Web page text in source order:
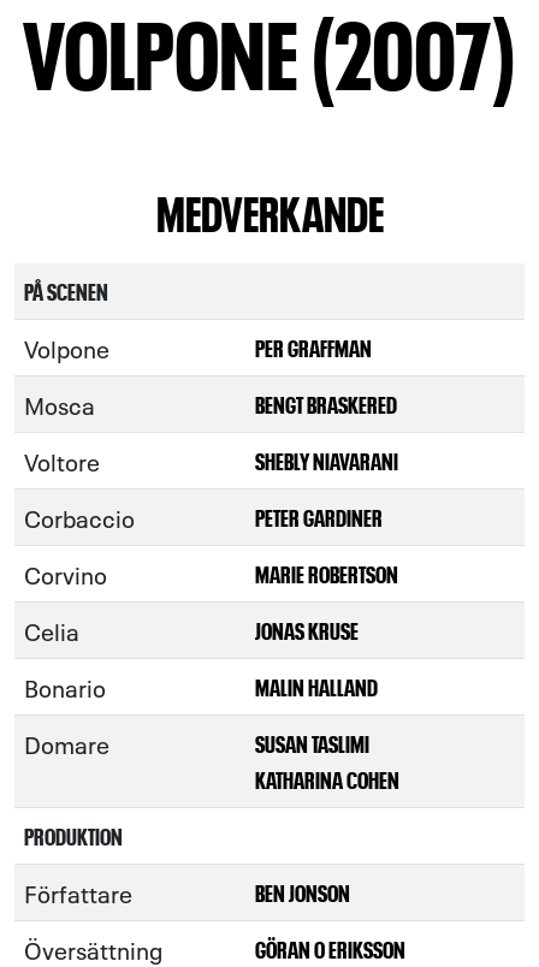
VOLPONE (2007)
MEDVERKANDE
PÅ SCENEN
Volpone PER GRAFFMAN
Mosca BENGT BRASKERED
Voltore SHEBLY NIAVARANI
Corbaccio PETER GARDINER
Corvino MARIE ROBERTSON
Celia JONAS KRUSE
Bonario MALIN HALLAND
Domare
SUSAN TASLIMI
KATHARINA COHEN
PRODUKTION
Författare BEN JONSON
Översättning GÖRAN O ERIKSSON